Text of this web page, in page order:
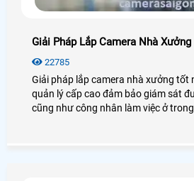
Giải Pháp Lắp Camera Nhà Xưởng
22785
Giải pháp lắp camera nhà xưởng tốt
quản lý cấp cao đảm bảo giám sát
cũng như công nhân làm việc ở trong nhà